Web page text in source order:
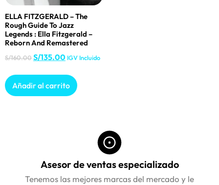
ELLA FITZGERALD – The
Rough Guide To Jazz
Legends : Ella Fitzgerald –
Reborn And Remastered
S/160.00S/135.00 IGV Incluido
Añadir al carrito
Asesor de ventas especializado
Tenemos las mejores marcas del mercado y le